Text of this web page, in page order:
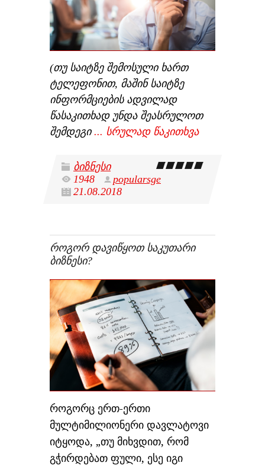
(თუ საიტზე შემოსული ხართ
ტელეფონით, მაშინ საიტზე
ინფორმციების ადვილად
წასაკითხად უნდა შეასრულოთ
შემდეგი ... სრულად წაკითხვა
ბიზნესი
1948
popularsge
21.08.2018
ᲠᲝᲒᲝᲠ ᲓᲐᲕᲘᲬᲧᲝᲗ ᲡᲐᲙᲣᲗᲐᲠᲘ
ᲑᲘᲖᲜᲔᲡᲘ?
როგორც ერთ-ერთი
მულტიმილიონერი დავლატოვი
იტყოდა, „თუ მიხვდით, რომ
გჭირდებათ ფული, ესე იგი